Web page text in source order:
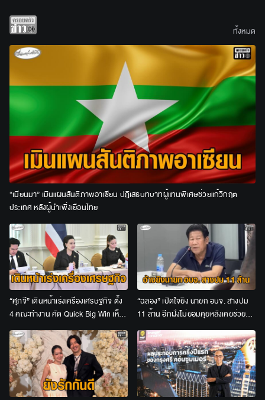
“เมียนมา” เมินแผนสันติภาพอาเซียน ปฏิเสธบทบาทผู้แทนพิเศษช่วยแก้วิกฤต
ประเทศ หลังผู้นำเพิ่งเยือนไทย
“ศุภจี” เดินหน้าเร่งเครื่องเศรษฐกิจ ตั้ง
4 คณะทำงาน คัด Quick Big Win เห็น
ผล 6 เดือน-1 ปี
“ฉลอง” เปิดใจยิง นายก อบจ. สางปม
11 ล้าน อีกฝั่งไม่ยอมคุยหลังเคยช่วยมา
นาน ขอโทษคนนนทบุรี
ทั้งหมด